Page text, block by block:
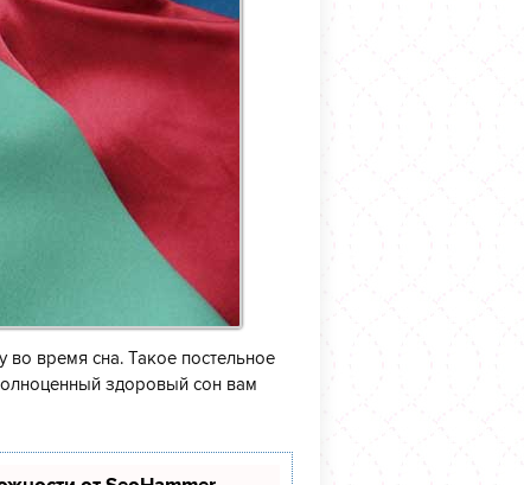
во время сна. Такое постельное
здоровый сон вам